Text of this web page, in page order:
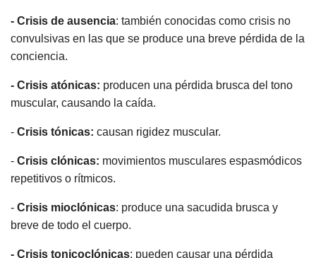
- Crisis de ausencia: también conocidas como crisis no
convulsivas en las que se produce una breve pérdida de la
conciencia.
- Crisis atónicas: producen una pérdida brusca del tono
muscular, causando la caída.
- Crisis tónicas: causan rigidez muscular.
- Crisis clónicas: movimientos musculares espasmódicos
repetitivos o rítmicos.
- Crisis mioclónicas: produce una sacudida brusca y
breve de todo el cuerpo.
- Crisis tonicoclónicas: pueden causar una pérdida